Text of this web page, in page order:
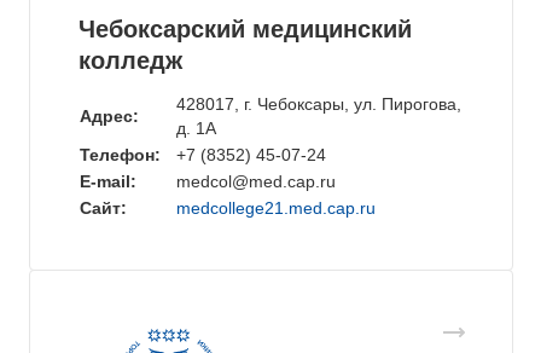
Чебоксарский медицинский
колледж
Адрес:
428017, г. Чебоксары, ул. Пирогова,
д. 1А
Телефон:
+7 (8352) 45-07-24
E-mail:
medcol@med.cap.ru
Сайт:
medcollege21.med.cap.ru